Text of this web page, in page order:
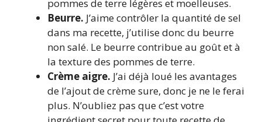
pommes de terre légères et moelleuses.
Beurre. J’aime contrôler la quantité de sel
dans ma recette, j’utilise donc du beurre
non salé. Le beurre contribue au goût et à
la texture des pommes de terre.
Crème aigre. J’ai déjà loué les avantages
de l’ajout de crème sure, donc je ne le ferai
plus. N’oubliez pas que c’est votre